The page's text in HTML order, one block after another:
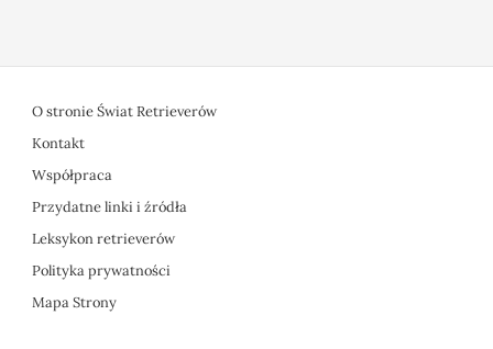
O stronie Świat Retrieverów
Kontakt
Współpraca
Przydatne linki i źródła
Leksykon retrieverów
Polityka prywatności
Mapa Strony